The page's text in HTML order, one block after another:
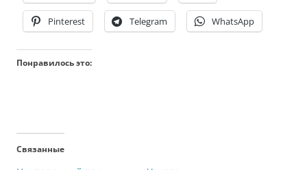
Pinterest Telegram WhatsApp
Понравилось это:
Связанные